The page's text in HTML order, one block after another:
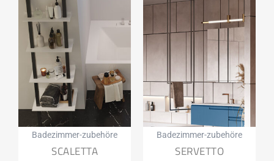
Badezimmer-zubehöre
SCALETTA
Badezimmer-zubehöre
SERVETTO